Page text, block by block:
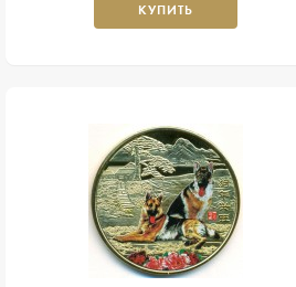
КУПИТЬ